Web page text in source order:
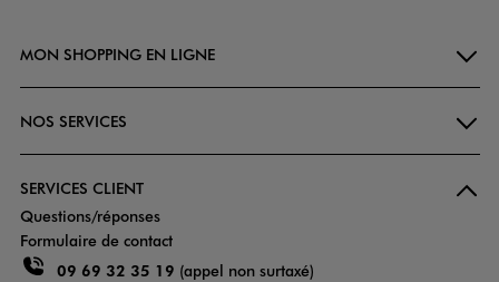
MON SHOPPING EN LIGNE
NOS SERVICES
SERVICES CLIENT
Questions/réponses
Formulaire de contact
09 69 32 35 19 (appel non surtaxé)